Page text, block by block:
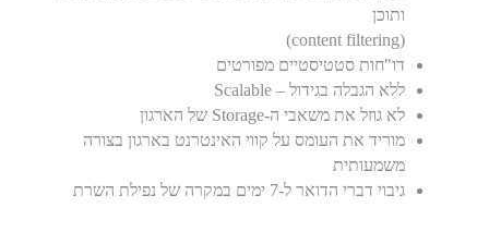
ותוכן
(content filtering)
דו"חות סטטיסטיים מפורטים
ללא הגבלה בגידול – Scalable
לא גוזל את משאבי ה-Storage של הארגון
מוריד את העומס על קווי האינטרנט בארגון בצורה
משמעותית
גיבוי דברי הדואר ל-7 ימים במקרה של נפילת השרת